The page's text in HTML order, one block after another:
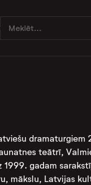
dramaturgiem
teātrī,
gadam
mākslu, Latvijas